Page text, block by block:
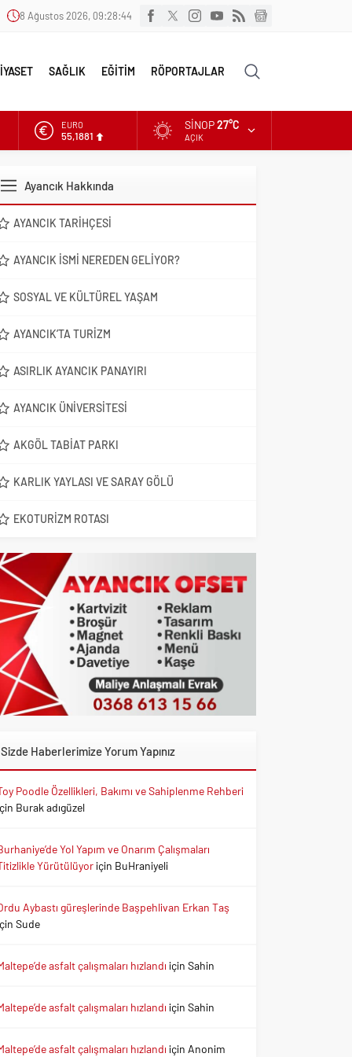
8 Ağustos 2026, 09:28:46
SAĞLIK EĞİTİM RÖPORTAJLAR
ALTIN
6.660,55
EURO
55,1881
SINOP27°C
AÇIK
Ayancık Hakkında
AYANCIK TARIHÇESI
AYANCIK İSMI NEREDEN GELIYOR?
SOSYAL VE KÜLTÜREL YAŞAM
AYANCIK’TA TURIZM
ASIRLIK AYANCIK PANAYIRI
AYANCIK ÜNIVERSITESI
AKGÖL TABIAT PARKI
KARLIK YAYLASI VE SARAY GÖLÜ
EKOTURIZM ROTASI
Sizde Haberlerimize Yorum Yapınız
Poodle Özellikleri, Bakımı ve Sahiplenme Rehberi
Burak adıgüzel
Yol Yapım ve Onarım Çalışmaları
Yürütülüyoriçin BuHraniyeli
Aybastı güreşlerinde Başpehlivan Erkan Taş
Sude
asfalt çalışmaları hızlandı içinSahin
asfalt çalışmaları hızlandı içinSahin
asfalt çalışmaları hızlandı için Anonim